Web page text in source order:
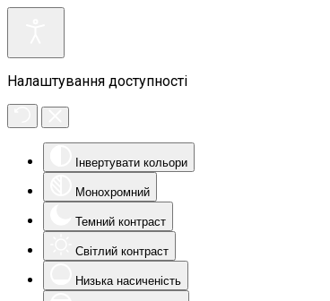
Налаштування доступності
Інвертувати кольори
Монохромний
Темний контраст
Світлий контраст
Низька насиченість